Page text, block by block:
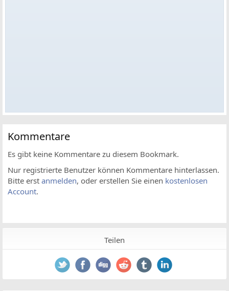
Kommentare
Es gibt keine Kommentare zu diesem Bookmark.
Nur registrierte Benutzer können Kommentare hinterlassen.
Bitte erst anmelden, oder erstellen Sie einen kostenlosen
Account.
Teilen